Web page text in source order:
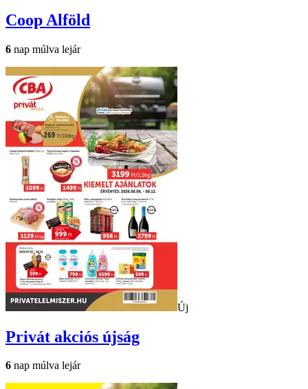
Coop Alföld
6 nap múlva lejár
Új
Privát akciós újság
6 nap múlva lejár